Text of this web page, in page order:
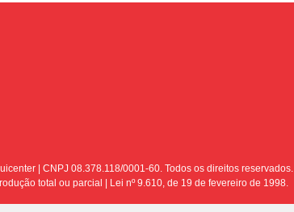
| CNPJ 08.378.118/0001-60. Todos os direitos reservados.
total ou parcial | Lei nº 9.610, de 19 de fevereiro de 1998.